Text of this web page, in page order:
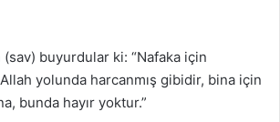
buyurdular ki: “Nafaka için
yolunda harcanmış gibidir, bina için
bunda hayır yoktur.”